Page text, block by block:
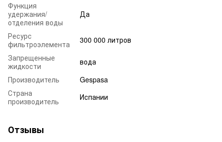
Функция
удержания/
отделения воды
Да
Ресурс
фильтроэлемента
300 000 литров
Запрещенные
жидкости
вода
Производитель
Gespasa
Страна
производитель
Испании
Отзывы